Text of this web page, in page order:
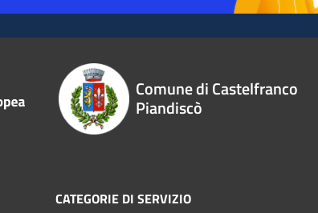
Comune di Castelfranco
Piandiscò
CATEGORIE DI SERVIZIO